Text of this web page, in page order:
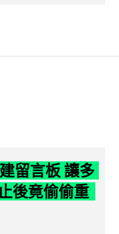
留言板 讓多
後竟偷偷重